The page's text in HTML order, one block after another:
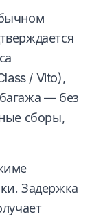
/ Vito),
— без
сборы,
Задержка